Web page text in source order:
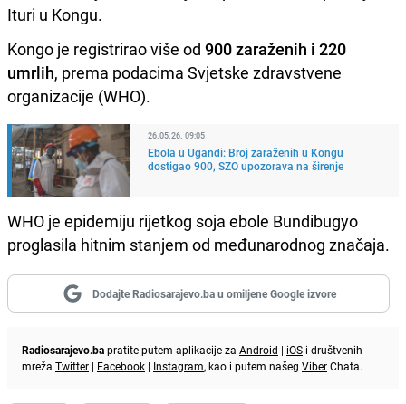
Ituri u Kongu.
Kongo je registrirao više od 900 zaraženih i 220
umrlih, prema podacima Svjetske zdravstvene
organizacije (WHO).
26.05.26. 09:05
Ebola u Ugandi: Broj zaraženih u Kongu
dostigao 900, SZO upozorava na širenje
WHO je epidemiju rijetkog soja ebole Bundibugyo
proglasila hitnim stanjem od međunarodnog značaja.
Dodajte Radiosarajevo.ba u omiljene Google izvore
Radiosarajevo.bapratite putem aplikacije za Android | iOS i društvenih
mreža Twitter | Facebook | Instagram, kao i putem našeg ViberChata.